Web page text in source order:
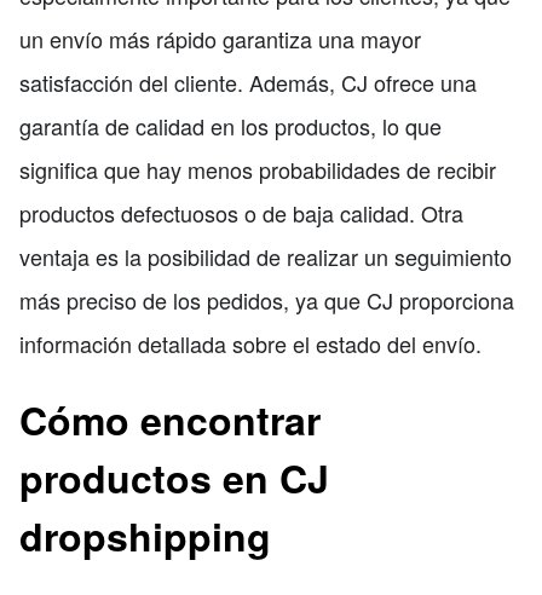
un envío más rápido garantiza una mayor
satisfacción del cliente. Además, CJ ofrece una
garantía de calidad en los productos, lo que
significa que hay menos probabilidades de recibir
productos defectuosos o de baja calidad. Otra
ventaja es la posibilidad de realizar un seguimiento
más preciso de los pedidos, ya que CJ proporciona
información detallada sobre el estado del envío.
Cómo encontrar
productos en CJ
dropshipping